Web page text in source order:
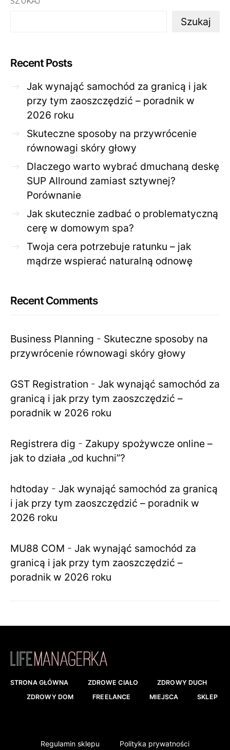
Szukaj
Recent Posts
Jak wynająć samochód za granicą i jak
przy tym zaoszczędzić – poradnik w
2026 roku
Skuteczne sposoby na przywrócenie
równowagi skóry głowy
Dlaczego warto wybrać dmuchaną deskę
SUP Allround zamiast sztywnej?
Porównanie
Jak skutecznie zadbać o problematyczną
cerę w domowym spa?
Twoja cera potrzebuje ratunku – jak
mądrze wspierać naturalną odnowę
Recent Comments
Business Planning - Skuteczne sposoby na
przywrócenie równowagi skóry głowy
GST Registration - Jak wynająć samochód za
granicą i jak przy tym zaoszczędzić –
poradnik w 2026 roku
Registrera dig - Zakupy spożywcze online –
jak to działa „od kuchni”?
hdtoday - Jak wynająć samochód za granicą
i jak przy tym zaoszczędzić – poradnik w
2026 roku
MU88 COM - Jak wynająć samochód za
granicą i jak przy tym zaoszczędzić –
poradnik w 2026 roku
STRONA GŁÓWNA ZDROWE CIAŁO
ZDROWY DUCH
ZDROWY DOM
FREELANCE MIEJSCA SKLEP
Regulamin sklepu Polityka prywatności